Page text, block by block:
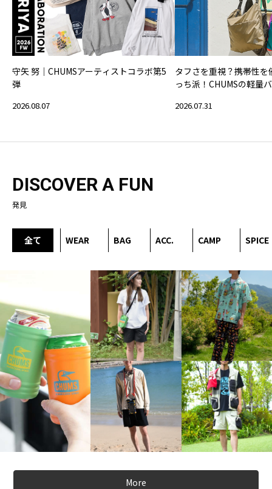
守矢 努｜CHUMSアーティストコラボ第5
弾
2026.08.07
タフさを重視？携帯性
っち派！CHUMSの軽量
2026.07.31
DISCOVER A FUN
発見
全て WEAR BAG ACC. CAMP SPICE
More